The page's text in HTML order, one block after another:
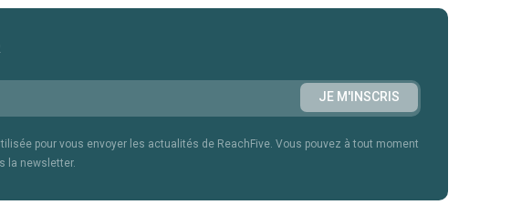
pour vous envoyer les actualités de ReachFive. Vous pouvez à tout moment
la newsletter.